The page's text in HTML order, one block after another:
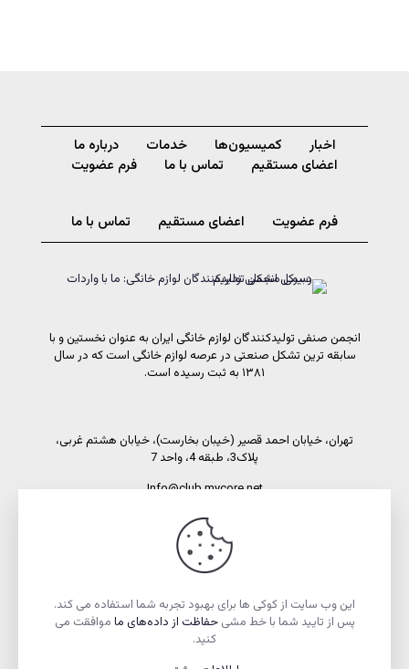
اخبار کمیسیون‌ها خدمات
درباره ما
اعضای مستقیم
تماس با ما فرم عضویت
فرم عضویت اعضای مستقیم تماس با ما
انجمن صنفی تولیدکنندگان لوازم خانگی ایران به عنوان نخستین و با
سابقه ترین تشکل صنعتی در عرصه لوازم خانگی است که در سال
۱۳۸۱ به ثبت رسیده است.
تهران، خیابان احمد قصیر (خیبان بخارست)، خیابان هشتم غربی،
پلاک3، طبقه 4، واحد 7
Info@club.mycore.net
شماره تماس: 02191089450
شماره فاکس: 02188521269
این وب سایت از کوکی ها برای بهبود تجربه شما استفاده می کند.
پس از تایید شما با خط مشیحفاظت از داده‌های ما موافقت می
کنید.